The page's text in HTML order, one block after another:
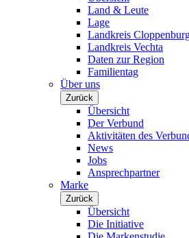
Land & Leute
Lage
Landkreis
Landkreis Vechta
Daten zur Region
Familientag
Über uns
Zurück
Übersicht
Der Verbund
Aktivitäten des
News
Jobs
Ansprechpartner
Marke
Zurück
Übersicht
Die Initiative